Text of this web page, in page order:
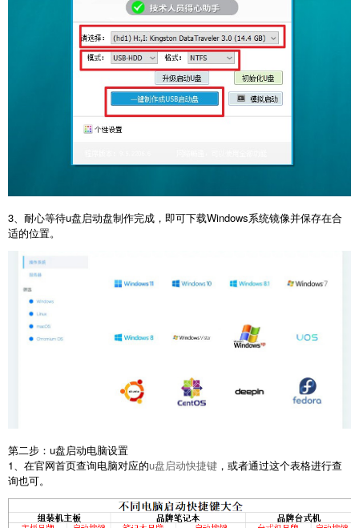
3、耐心等待u盘启动盘制作完成，即可下载Windows系统镜像并保存在合
适的位置。
第二步：u盘启动电脑设置
1、在官网首页查询电脑对应的u盘启动快捷键 ，或者通过这个表格进行查
询也可。